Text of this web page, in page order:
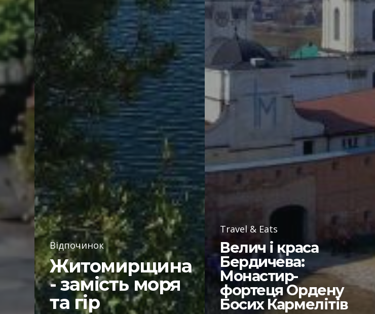
Відпочинок
Житомирщина
- замість моря
та гір
Travel & Eats
Велич і краса
Бердичева:
Монастир-
фортеця Ордену
Босих Кармелітів